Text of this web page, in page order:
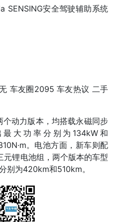
SENSING安全驾驶辅助系统
车友圈2095 车友热议 二手
动力版本，均搭载永磁同步
大功率分别为134kW和
。电池方面，新车则配
锂电池组，两个版本的车型
别为420km和510km。